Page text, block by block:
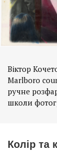
Віктор
Marlboro
ручне
школи
Колір та